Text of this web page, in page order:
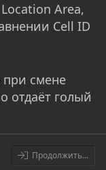
Area,
Cell ID
при смене
отдаёт голый
Продолжить...